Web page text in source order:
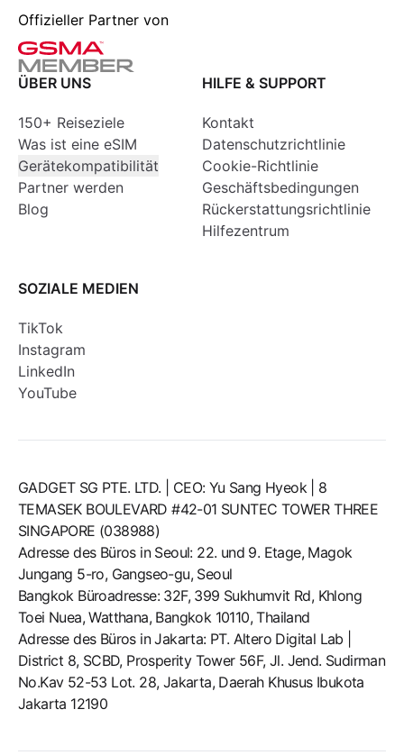
Offizieller Partner von
ÜBER UNS
150+ Reiseziele
Was ist eine eSIM
Gerätekompatibilität
Partner werden
Blog
HILFE & SUPPORT
Kontakt
Datenschutzrichtlinie
Cookie-Richtlinie
Geschäftsbedingungen
Rückerstattungsrichtlinie
Hilfezentrum
SOZIALE MEDIEN
TikTok
Instagram
LinkedIn
YouTube
GADGET SG PTE. LTD. | CEO: Yu Sang Hyeok | 8
TEMASEK BOULEVARD #42-01 SUNTEC TOWER THREE
SINGAPORE (038988)
Adresse des Büros in Seoul: 22. und 9. Etage, Magok
Jungang 5-ro, Gangseo-gu, Seoul
Bangkok Büroadresse: 32F, 399 Sukhumvit Rd, Khlong
Toei Nuea, Watthana, Bangkok 10110, Thailand
Adresse des Büros in Jakarta: PT. Altero Digital Lab |
District 8, SCBD, Prosperity Tower 56F, Jl. Jend. Sudirman
No.Kav 52-53 Lot. 28, Jakarta, Daerah Khusus Ibukota
Jakarta 12190